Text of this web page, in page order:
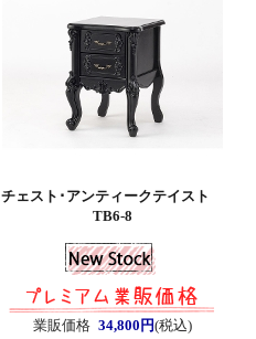
チェスト･アンティークテイスト
TB6-8
業販価格 34,800円(税込)